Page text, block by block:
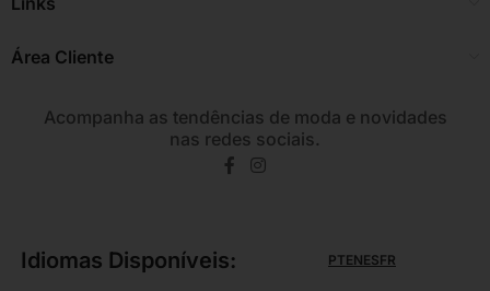
Área Cliente
Acompanha as tendências de moda e novidades
nas redes sociais.
Idiomas Disponíveis: PTENESFR